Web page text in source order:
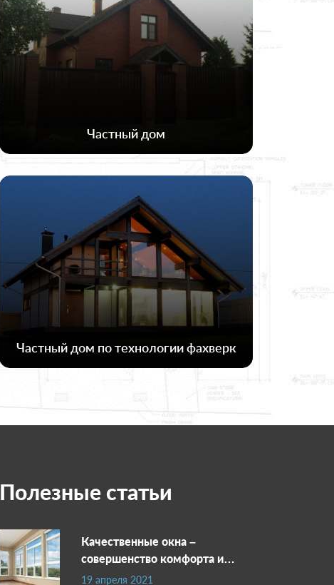
Частный дом
Частный дом по технологии фахверк
Полезные статьи
Качественные окна –
совершенство комфорта и
цены
19 апреля 2021